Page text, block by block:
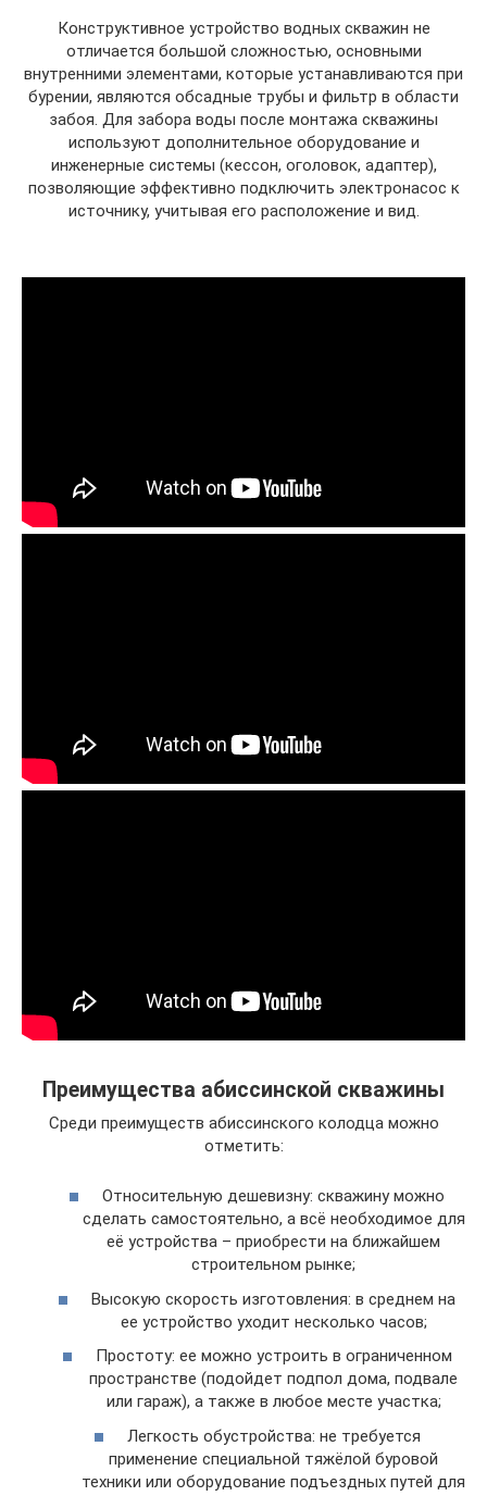
Конструктивное устройство водных скважин не
отличается большой сложностью, основными
внутренними элементами, которые устанавливаются при
бурении, являются обсадные трубы и фильтр в области
забоя. Для забора воды после монтажа скважины
используют дополнительное оборудование и
инженерные системы (кессон, оголовок, адаптер),
позволяющие эффективно подключить электронасос к
источнику, учитывая его расположение и вид.
Преимущества абиссинской скважины
Среди преимуществ абиссинского колодца можно
отметить:
Относительную дешевизну: скважину можно
сделать самостоятельно, а всё необходимое для
её устройства – приобрести на ближайшем
строительном рынке;
Высокую скорость изготовления: в среднем на
ее устройство уходит несколько часов;
Простоту: ее можно устроить в ограниченном
пространстве (подойдет подпол дома, подвале
или гараж), а также в любое месте участка;
Легкость обустройства: не требуется
применение специальной тяжёлой буровой
техники или оборудование подъездных путей для